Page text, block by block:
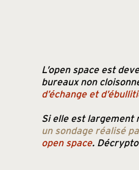
L’open space est
bureaux non
d’échange et
Si elle est largement
un sondage réalisé
open space.